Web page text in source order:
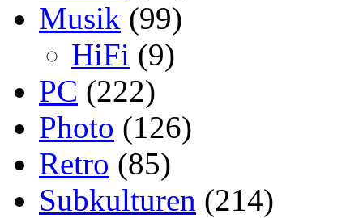
Musik (99)
HiFi (9)
PC (222)
Photo (126)
Retro (85)
Subkulturen (214)